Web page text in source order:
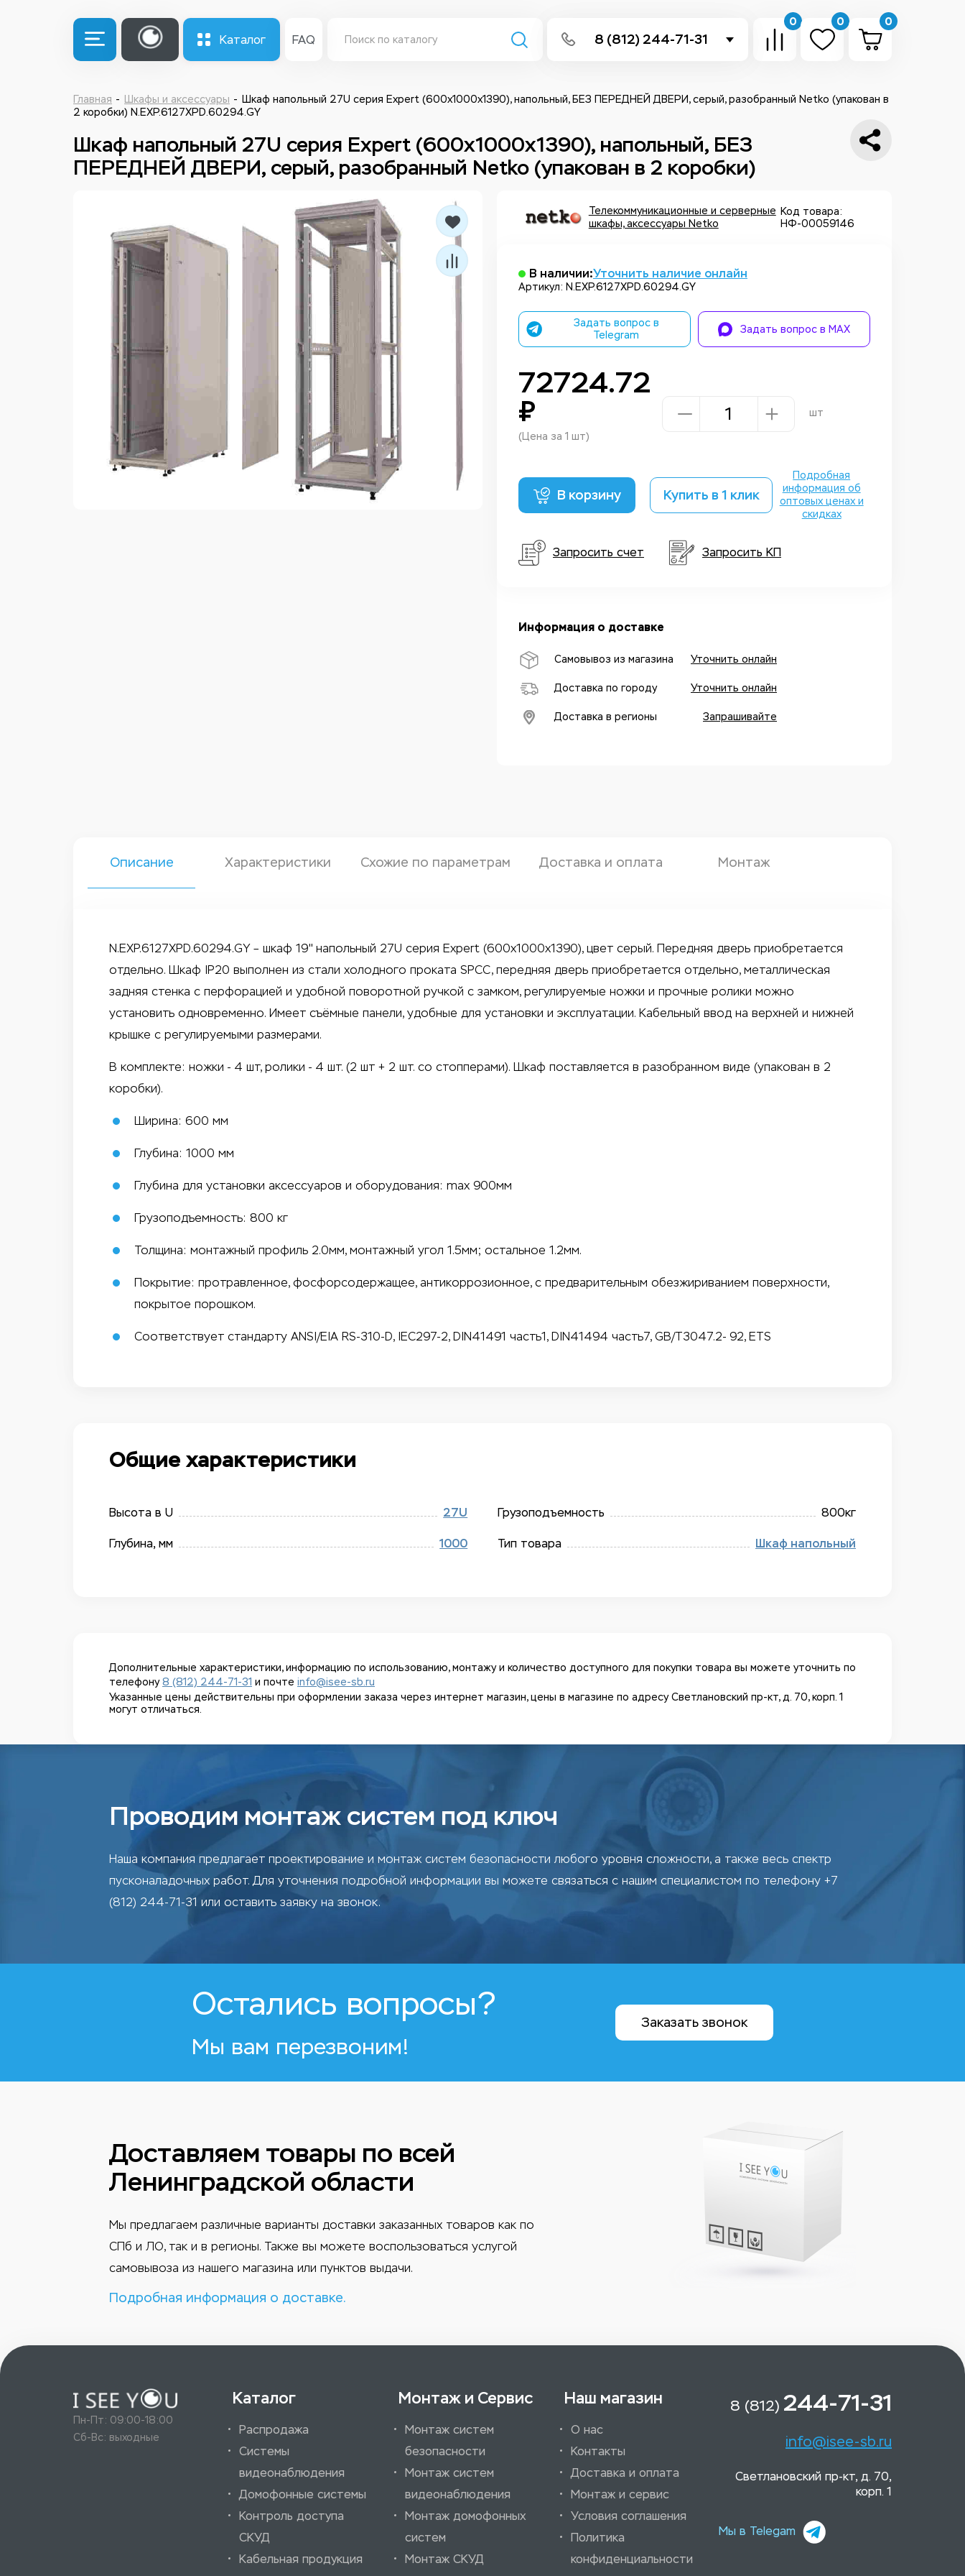
Каталог FAQ 8 (812) 244-71-31
Написать в Telegram
Заказать звонок
0 0 0
Главная Шкафы и аксессуары
Шкаф напольный 27U серия Expert (600х1000х1390), напольный, БЕЗ ПЕРЕДНЕЙ ДВЕРИ, серый, разобранный Netko (упакован в
2 коробки) N.EXP.6127XPD.60294.GY
Шкаф напольный 27U серия Expert (600х1000х1390), напольный, БЕЗ
ПЕРЕДНЕЙ ДВЕРИ, серый, разобранный Netko (упакован в 2 коробки)
Телекоммуникационные и серверные
шкафы, аксессуары Netko
Код товара:
НФ-00059146
В наличии:Уточнить наличие онлайн
Артикул: N.EXP.6127XPD.60294.GY
Задать вопрос в
Telegram
Задать вопрос в MAX
72724.72
₽
(Цена за 1 шт)
шт
В корзину Купить в 1 клик
Подробная
информация об
оптовых ценах и
скидках
Запросить счет Запросить КП
Информация о доставке
Самовывоз из магазина Уточнить онлайн
Доставка по городу Уточнить онлайн
Доставка в регионы Запрашивайте
Описание Характеристики Схожие по параметрам Доставка и оплата Монтаж
N.EXP.6127XPD.60294.GY – шкаф 19" напольный 27U серия Expert (600х1000х1390), цвет серый. Передняя дверь приобретается
отдельно. Шкаф IP20 выполнен из стали холодного проката SPCC, передняя дверь приобретается отдельно, металлическая
задняя стенка с перфорацией и удобной поворотной ручкой с замком, регулируемые ножки и прочные ролики можно
установить одновременно. Имеет съёмные панели, удобные для установки и эксплуатации. Кабельный ввод на верхней и нижней
крышке с регулируемыми размерами.
В комплекте: ножки - 4 шт, ролики - 4 шт. (2 шт + 2 шт. со стопперами). Шкаф поставляется в разобранном виде (упакован в 2
коробки).
Ширина: 600 мм
Глубина: 1000 мм
Глубина для установки аксессуаров и оборудования: max 900мм
Грузоподъемность: 800 кг
Толщина: монтажный профиль 2.0мм, монтажный угол 1.5мм; остальное 1.2мм.
Покрытие: протравленное, фосфорсодержащее, антикоррозионное, с предварительным обезжириванием поверхности,
покрытое порошком.
Соответствует стандарту ANSI/EIA RS-310-D, IEC297-2, DIN41491 часть1, DIN41494 часть7, GB/T3047.2- 92, ETS
Общие характеристики
Высота в U 27U
Глубина, мм 1000
Грузоподъемность 800кг
Тип товара Шкаф напольный
Дополнительные характеристики, информацию по использованию, монтажу и количество доступного для покупки товара вы можете уточнить по
телефону8 (812) 244-71-31 и почте info@isee-sb.ru
Указанные цены действительны при оформлении заказа через интернет магазин, цены в магазине по адресу Светлановский пр-кт, д. 70, корп. 1
могут отличаться.
Проводим монтаж систем под ключ
Наша компания предлагает проектирование и монтаж систем безопасности любого уровня сложности, а также весь спектр
пусконаладочных работ. Для уточнения подробной информации вы можете связаться с нашим специалистом по телефону +7
(812) 244-71-31 или оставить заявку на звонок.
Остались вопросы?
Мы вам перезвоним!
Заказать звонок
Доставляем товары по всей
Ленинградской области
Мы предлагаем различные варианты доставки заказанных товаров как по
СПб и ЛО, так и в регионы. Также вы можете воспользоваться услугой
самовывоза из нашего магазина или пунктов выдачи.
Подробная информация о доставке.
Пн-Пт: 09:00-18:00
Сб-Вс: выходные
Каталог
Распродажа
Системы
видеонаблюдения
Домофонные системы
Контроль доступа
СКУД
Кабельная продукция
Монтаж и Сервис
Монтаж систем
безопасности
Монтаж систем
видеонаблюдения
Монтаж домофонных
систем
Монтаж СКУД
Наш магазин
О нас
Контакты
Доставка и оплата
Монтаж и сервис
Условия соглашения
Политика
конфиденциальности
8 (812) 244-71-31
info@isee-sb.ru
Светлановский пр-кт, д. 70,
корп. 1
Мы в Telegam